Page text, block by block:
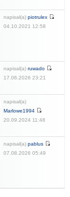
napisał(a) piotrulex
04.10.2021 12:58
napisał(a) ruwado
17.06.2026 23:21
napisał(a)
Marlowe1994
20.09.2024 11:48
napisał(a) pablus
07.08.2026 05:49